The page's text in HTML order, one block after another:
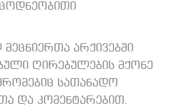
მეცნიერთა არქივებში
ღირებულების მქონე
სათანადო
და კომენტარებით.